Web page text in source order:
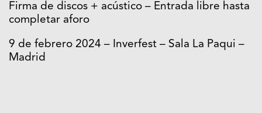
Firma de discos + acústico – Entrada libre hasta
completar aforo
9 de febrero 2024 – Inverfest – Sala La Paqui –
Madrid